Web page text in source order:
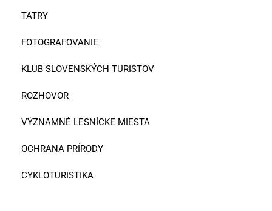
TATRY
FOTOGRAFOVANIE
KLUB SLOVENSKÝCH TURISTOV
ROZHOVOR
VÝZNAMNÉ LESNÍCKE MIESTA
OCHRANA PRÍRODY
CYKLOTURISTIKA